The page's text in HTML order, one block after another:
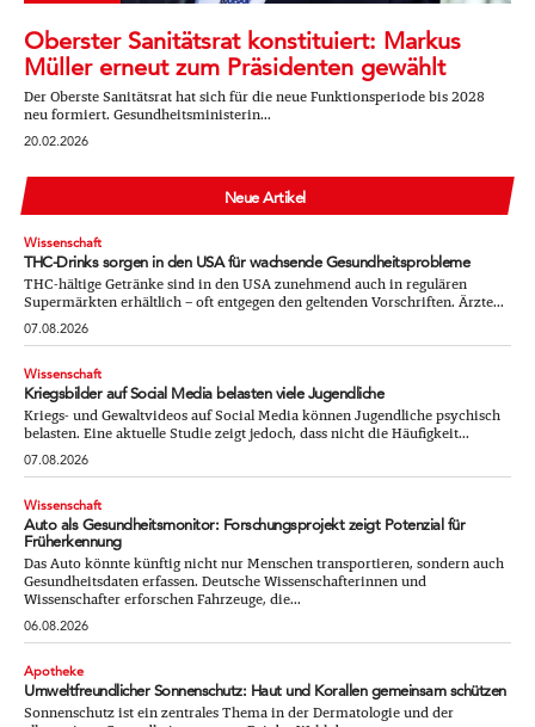
Oberster Sanitätsrat konstituiert: Markus
Müller erneut zum Präsidenten gewählt
Der Oberste Sanitätsrat hat sich für die neue Funktionsperiode bis 2028
neu formiert. Gesundheitsministerin...
20.02.2026
Neue Artikel
Wissenschaft
THC-Drinks sorgen in den USA für wachsende Gesundheitsprobleme
THC-hältige Getränke sind in den USA zunehmend auch in regulären
Supermärkten erhältlich – oft entgegen den geltenden Vorschriften. Ärzte...
07.08.2026
Wissenschaft
Kriegsbilder auf Social Media belasten viele Jugendliche
Kriegs- und Gewaltvideos auf Social Media können Jugendliche psychisch
belasten. Eine aktuelle Studie zeigt jedoch, dass nicht die Häufigkeit...
07.08.2026
Wissenschaft
Auto als Gesundheitsmonitor: Forschungsprojekt zeigt Potenzial für
Früherkennung
Das Auto könnte künftig nicht nur Menschen transportieren, sondern auch
Gesundheitsdaten erfassen. Deutsche Wissenschafterinnen und
Wissenschafter erforschen Fahrzeuge, die...
06.08.2026
Apotheke
Umweltfreundlicher Sonnenschutz: Haut und Korallen gemeinsam schützen
Sonnenschutz ist ein zentrales Thema in der Dermatologie und der